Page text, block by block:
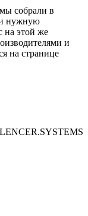
собрали в
нужную
на этой же
и
на странице